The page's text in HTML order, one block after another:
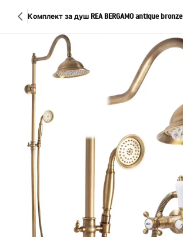
Комплект за душ REA BERGAMO antique bronze